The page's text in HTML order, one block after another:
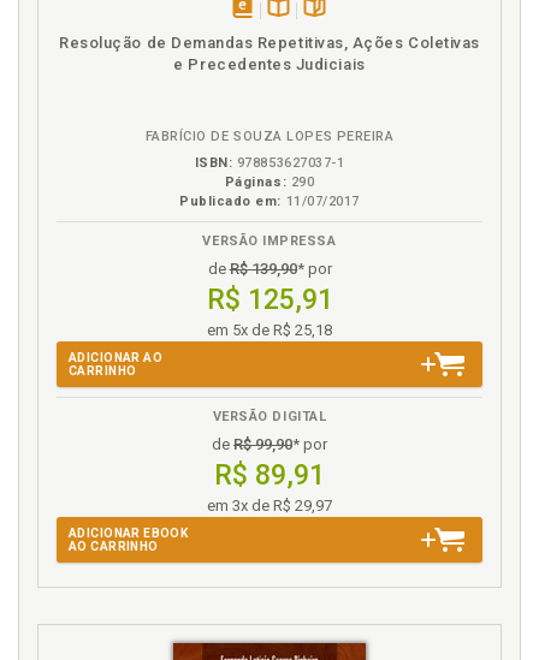
em
na
Resolução de Demandas Repetitivas, Ações Coletivas
e Precedentes Judiciais
FABRÍCIO DE SOUZA LOPES PEREIRA
ISBN: 978853627037-1
Páginas: 290
Publicado em: 11/07/2017
VERSÃO IMPRESSA
deR$ 139,90* por
R$ 125,91
em 5x de R$ 25,18
ADICIONAR AO
CARRINHO
VERSÃO DIGITAL
de R$ 99,90* por
R$ 89,91
em 3x de R$ 29,97
ADICIONAR EBOOK
AO CARRINHO